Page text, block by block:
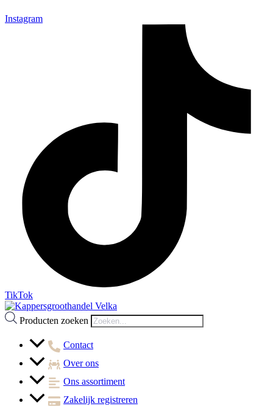
Instagram
TikTok
Producten zoeken
Contact
Over ons
Ons assortiment
Zakelijk registreren